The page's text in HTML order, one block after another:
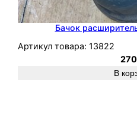
Бачок
Артикул товара: 13822
270
В